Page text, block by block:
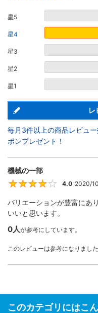
星5
星4
星3
星2
星1
レ
毎月3件以上の商品レビュ
ポンプレゼント！
機械の一部
4.0 2020/
バリエーションが豊富にあ
いいと思います。
0人が参考にしています。
このレビューは参考になりまし
このカテゴリにはこ